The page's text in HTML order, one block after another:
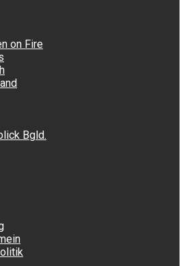
on Fire
Bgld.